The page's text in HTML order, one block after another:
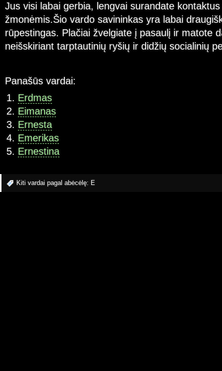
Jus visi labai gerbia, lengvai surandate
žmonėmis.Šio vardo savininkas yra labai
rūpestingas. Plačiai žvelgiate į pasaulį ir matote
neišskiriant tarptautinių ryšių ir didžių socialinių
Panašūs vardai:
Erdmas
Eimanas
Ernesta
Emerikas
Ernestina
Kiti vardai pagal abėcėlę: E